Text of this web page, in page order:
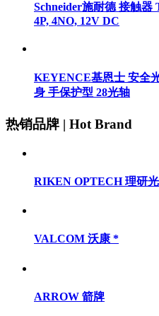
Schneider施耐德 接触器
4P, 4NO, 12V DC
KEYENCE基恩士 安全
身 手保护型 28光轴
热销品牌 | Hot Brand
RIKEN OPTECH 理研
VALCOM 沃康 *
ARROW 箭牌